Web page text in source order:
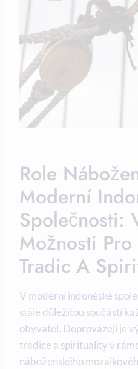
Role
Moderní
Společnosti:
Možnosti
Tradic A
V moderní indonéské
stále důležitou součástí
obyvatel. Doprovázejí je
tradice a spirituality v
náboženského